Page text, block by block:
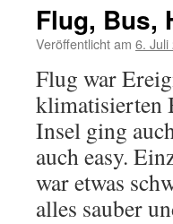
Flug, Bus,
Veröffentlicht am 6. Juli
Flug war
klimatisierten
Insel ging
auch easy.
war etwas
alles sauber